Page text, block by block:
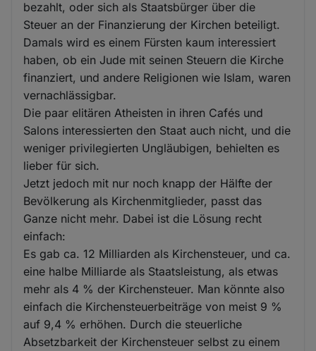
bezahlt, oder sich als Staatsbürger über die
Steuer an der Finanzierung der Kirchen beteiligt.
Damals wird es einem Fürsten kaum interessiert
haben, ob ein Jude mit seinen Steuern die Kirche
finanziert, und andere Religionen wie Islam, waren
vernachlässigbar.
Die paar elitären Atheisten in ihren Cafés und
Salons interessierten den Staat auch nicht, und die
weniger privilegierten Ungläubigen, behielten es
lieber für sich.
Jetzt jedoch mit nur noch knapp der Hälfte der
Bevölkerung als Kirchenmitglieder, passt das
Ganze nicht mehr. Dabei ist die Lösung recht
einfach:
Es gab ca. 12 Milliarden als Kirchensteuer, und ca.
eine halbe Milliarde als Staatsleistung, als etwas
mehr als 4 % der Kirchensteuer. Man könnte also
einfach die Kirchensteuerbeiträge von meist 9 %
auf 9,4 % erhöhen. Durch die steuerliche
Absetzbarkeit der Kirchensteuer selbst zu einem